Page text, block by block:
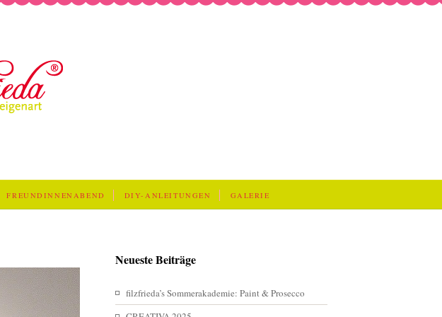
FREUNDINNENABEND DIY-ANLEITUNGEN GALERIE
Neueste Beiträge
filzfrieda’s Sommerakademie: Paint & Prosecco